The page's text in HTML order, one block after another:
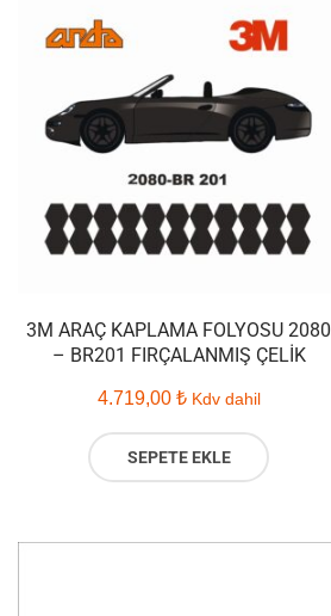
3M ARAÇ KAPLAMA FOLYOSU 2080
– BR201 FIRÇALANMIŞ ÇELIK
4.719,00 ₺ Kdv dahil
SEPETE EKLE